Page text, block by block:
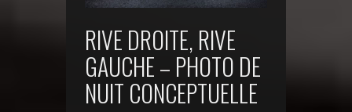
RIVE DROITE, RIVE
GAUCHE – PHOTO DE
NUIT CONCEPTUELLE